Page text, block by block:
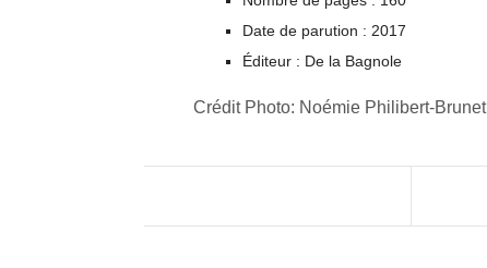
Date de parution : 2017
Éditeur : De la Bagnole
Crédit Photo: Noémie Philibert-Brunet